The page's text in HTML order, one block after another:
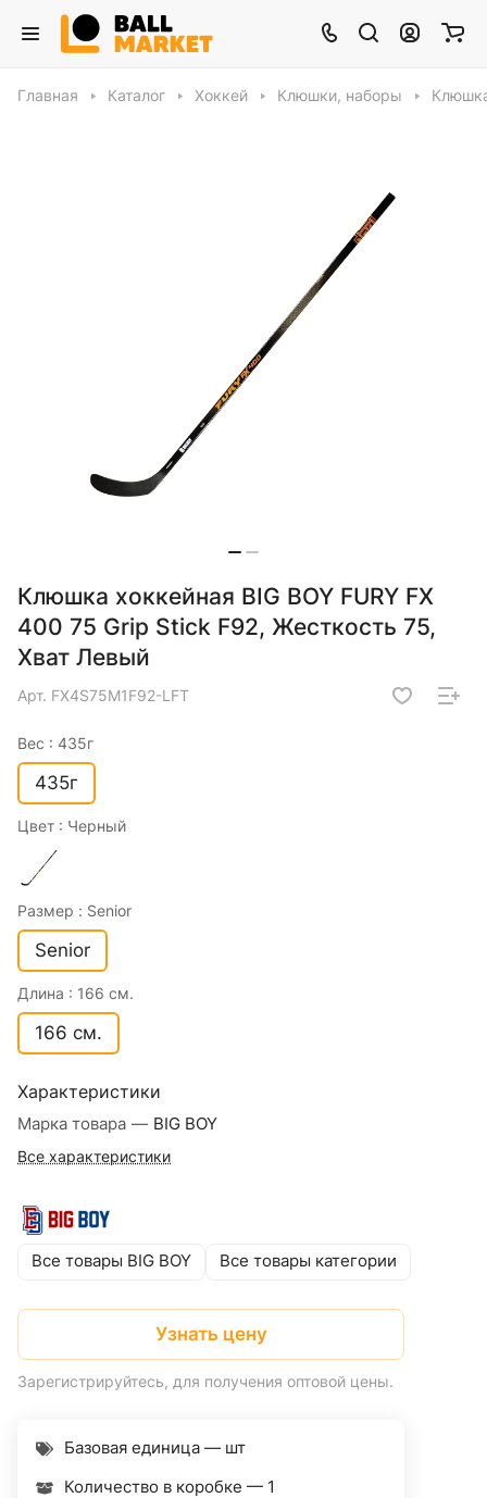
Главная Каталог Хоккей Клюшки, наборы
Клюшка хоккейная BIG BOY FURY FX
400 75 Grip Stick F92, Жесткость 75,
Хват Левый
Арт. FX4S75M1F92-LFT
Вес : 435г
435г
Цвет : Черный
Размер : Senior
Senior
Длина : 166 см.
166 см.
Характеристики
Марка товара — BIG BOY
Все характеристики
Все товары BIG BOY Все товары категории
Узнать цену
Зарегистрируйтесь, для получения оптовой цены.
Базовая единица — шт
Количество в коробке — 1